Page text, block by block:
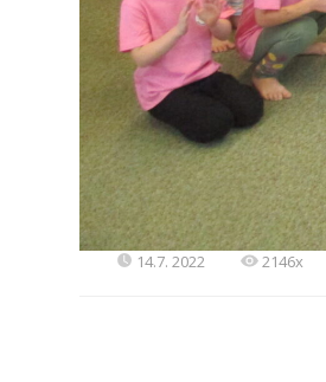
14.7. 2022 2146x